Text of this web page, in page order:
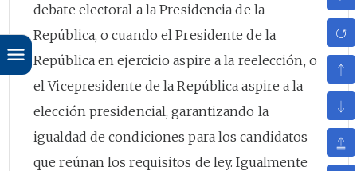
debate electoral a la Presidencia de la
República, o cuando el Presidente de la
República en ejercicio aspire a la reelección, o
el Vicepresidente de la República aspire a la
elección presidencial, garantizando la
igualdad de condiciones para los candidatos
que reúnan los requisitos de ley. Igualmente